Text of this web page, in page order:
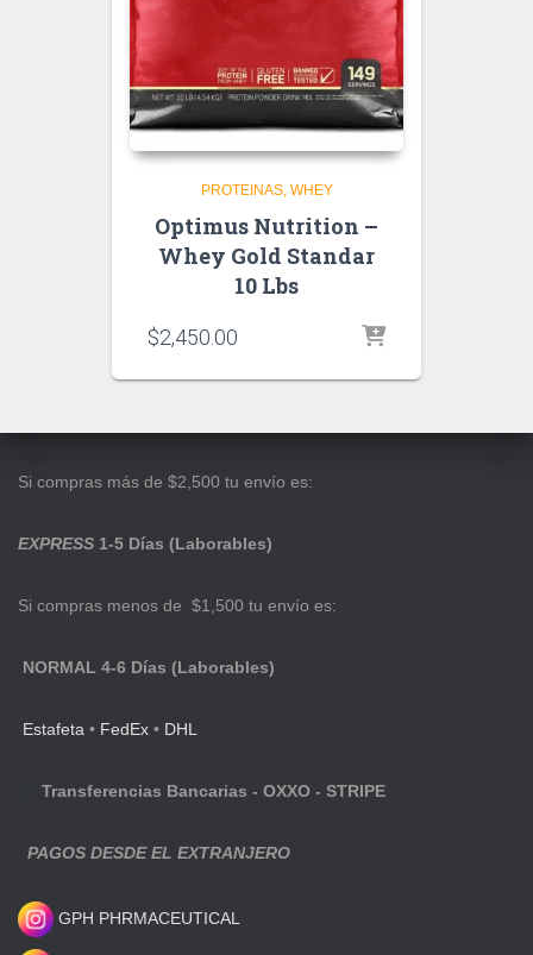
PROTEINAS WHEY
Optimus Nutrition –
Whey Gold Standar
10 Lbs
$2,450.00
Si compras más de $2,500 tu envío es:
EXPRESS 1-5 Días (Laborables)
Si compras menos de $1,500 tu envío es:
NORMAL 4-6 Días (Laborables)
Estafeta • FedEx • DHL
Transferencias Bancarias - OXXO - STRIPE
PAGOS DESDE EL EXTRANJERO
GPH PHRMACEUTICAL